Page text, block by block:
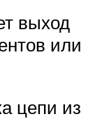
выход
или
цепи из